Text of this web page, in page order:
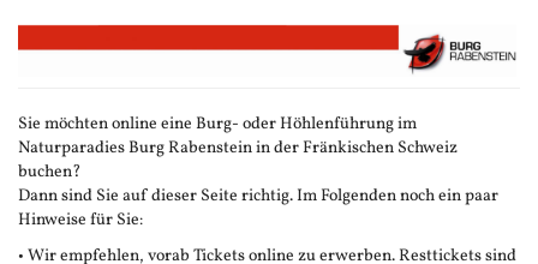
Zum
Haupt-
Sie möchten online eine Burg- oder Höhlenführung im
Naturparadies Burg Rabenstein in der Fränkischen Schweiz
buchen?
Dann sind Sie auf dieser Seite richtig. Im Folgenden noch ein paar
Hinweise für Sie:
• Wir empfehlen, vorab Tickets online zu erwerben. Resttickets sind